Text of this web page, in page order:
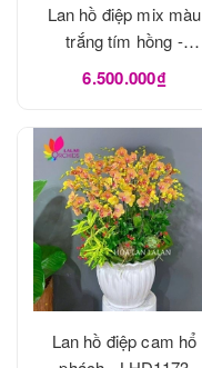
Lan hồ điệp mix màu
trắng tím hồng -
LHD1175
6.500.000₫
Lan hồ điệp cam hổ